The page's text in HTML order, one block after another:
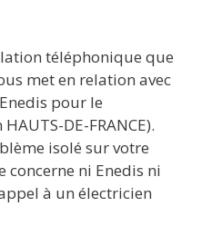
téléphonique que
met en relation avec
pour le
DE-FRANCE).
isolé sur votre
concerne ni Enedis ni
à un électricien